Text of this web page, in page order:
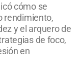
cómo se
rendimiento,
y el arquero de
de foco,
en